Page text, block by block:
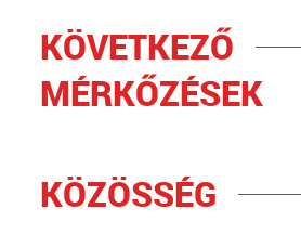
KÖVETKEZŐ
MÉRKŐZÉSEK
KÖZÖSSÉG